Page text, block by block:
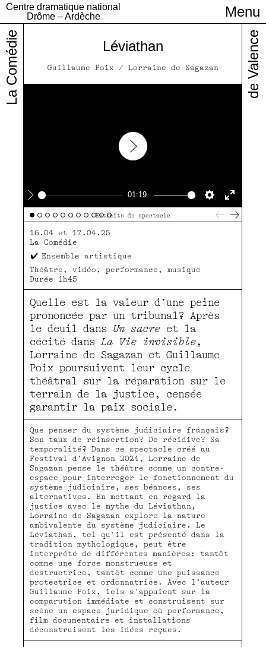
Centre dramatique national
Drôme – Ardèche
Menu
Infos pratiques
Léviathan
Guillaume Poix / Lorraine de Sagazan
Play
01:19
Settings
Enter
Play
Extraits du spectacle
16.04 et 17.04.25
La Comédie
Ensemble artistique
Théâtre, vidéo, performance, musique
Durée 1h45
Quelle est la valeur d’une peine
prononcée par un tribunal? Après
le deuil dans Un sacre et la
cécité dansLa Vie invisible,
Lorraine de Sagazan et Guillaume
Poix poursuivent leur cycle
théâtral sur la réparation sur le
terrain de la justice, censée
garantir la paix sociale.
Que penser du système judiciaire français?
Son taux de réinsertion? De récidive? Sa
temporalité? Dans ce spectacle créé au
Festival d’Avignon 2024, Lorraine de
Sagazan pense le théâtre comme un contre-
espace pour interroger le fonctionnement du
système judiciaire, ses béances, ses
alternatives. En mettant en regard la
justice avec le mythe du Léviathan,
Lorraine de Sagazan explore la nature
ambivalente du système judiciaire. Le
Léviathan, tel qu'il est présenté dans la
tradition mythologique, peut être
interprété de différentes manières: tantôt
comme une force monstrueuse et
destructrice, tantôt comme une puissance
protectrice et ordonnatrice. Avec l’auteur
Guillaume Poix, iels s'appuient sur la
comparution immédiate et construisent sur
scène un espace juridique où performance,
film documentaire et installations
déconstruisent les idées reçues.
La Comédie de Valence